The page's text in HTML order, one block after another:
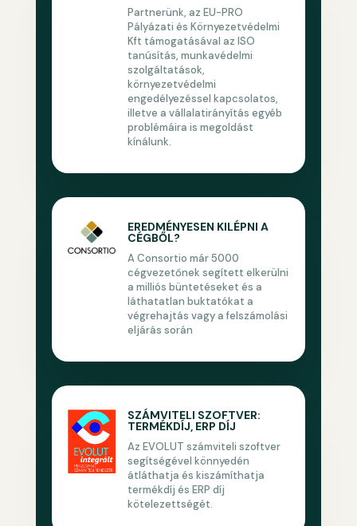
Partnerünk, az EU-PRO
Pályázati és Környezetvédelmi
Kft támogatásával az ISO
tanúsítás, munkavédelmi
szolgáltatások,
környezetvédelmi
engedélyezéssel kapcsolatos,
illetve a vállalatirányítás egyéb
problémáira is megoldást
kínálunk.
EREDMÉNYESEN KILÉPNI A
CÉGBŐL?
A Consortio már 5000
cégvezetőnek segített elkerülni
a milliós büntetéseket és a
láthatatlan buktatókat a
végrehajtás vagy a felszámolási
eljárás során
SZÁMVITELI SZOFTVER:
TERMÉKDÍJ, ERP DÍJ
Az EVOLUT számviteli szoftver
segítségével könnyedén
átláthatja és kiszámíthatja
termékdíj és ERP díj
kötelezettségét.